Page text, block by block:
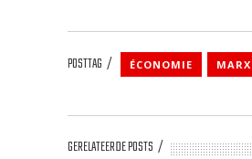
POSTTAG ÉCONOMIE
GERELATEERDE POSTS